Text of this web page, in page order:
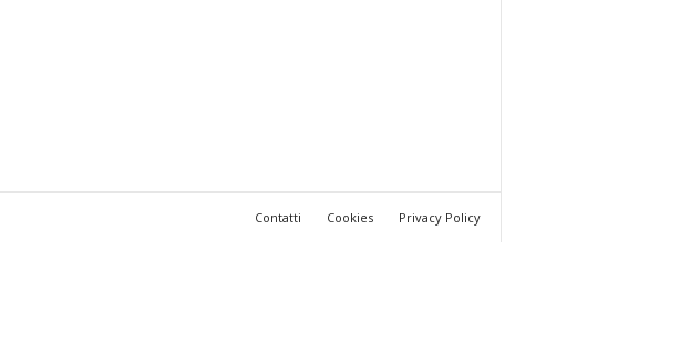
Contatti Cookies Privacy Policy